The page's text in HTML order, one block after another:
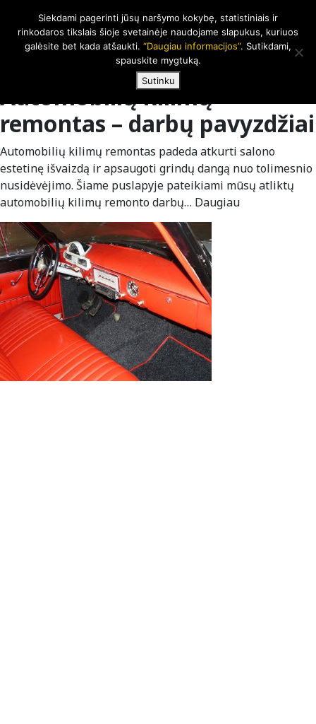
LT|EN
Automobilių kilimų
remontas – darbų pavyzdžiai
Automobilių kilimų remontas padeda atkurti salono
estetinę išvaizdą ir apsaugoti grindų dangą nuo tolimesnio
nusidėvėjimo. Šiame puslapyje pateikiami mūsų atliktų
automobilių kilimų remonto darbų… Daugiau
Siekdami pagerinti jūsų naršymo kokybę, statistiniais ir
rinkodaros tikslais šioje svetainėje naudojame slapukus, kuriuos
galėsite bet kada atšaukti. “Daugiau informacijos”. Sutikdami,
spauskite mygtuką.
Sutinku